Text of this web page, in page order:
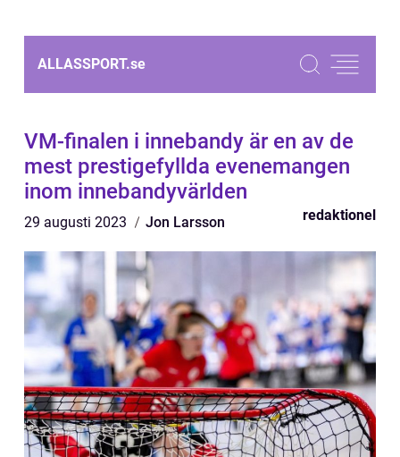
ALLASSPORT.se
VM-finalen i innebandy är en av de
mest prestigefyllda evenemangen
inom innebandyvärlden
29 augusti 2023 Jon Larsson redaktionel